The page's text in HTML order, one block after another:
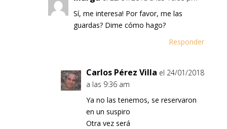
Sí, me interesa! Por favor, me las
guardas? Dime cómo hago?
Responder
Carlos Pérez Villa el 24/01/2018
a las 9:36 am
Ya no las tenemos, se reservaron
en un suspiro
Otra vez será